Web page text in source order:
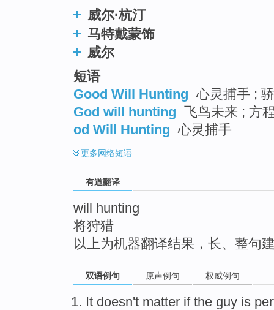
威尔·杭汀
马特戴蒙饰
威尔
短语
Good Will Hunting 心灵捕手 ;
God will hunting 飞鸟未来 ; 方
od Will Hunting 心灵捕手
更多网络短语
有道翻译
will hunting
将狩猎
以上为机器翻译结果，长、整句
双语例句 原声例句 权威例句
It doesn't matter if the guy is